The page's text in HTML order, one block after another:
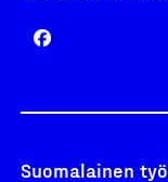
Suomalainen työ